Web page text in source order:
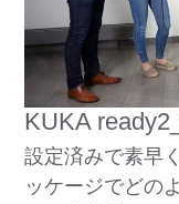
KUKA
設定済みで素早
ッケージでどの